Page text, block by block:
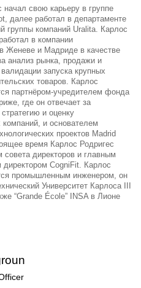
начал свою карьеру в группе
далее работал в департаменте
группы компаний Uralita. Карлос
в компании
Женеве и Мадриде в качестве
анализ рынка, продажи и
запуска крупных
товаров. Карлос
партнёром-учредителем фонда
где он отвечает за
и оценку
компаний, и основателем
проектов Madrid
время Карлос Родригес
совета директоров и главным
директором CogniFit. Карлос
промышленным инженером, он
Университет Карлоса III
“Grande École” INSA в Лионе